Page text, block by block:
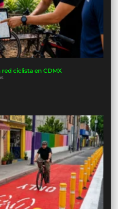
red ciclista en CDMX